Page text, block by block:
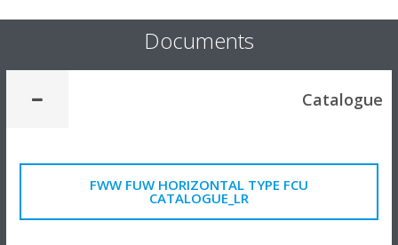
Documents
Catalogue
FWW FUW HORIZONTAL TYPE FCU
CATALOGUE_LR